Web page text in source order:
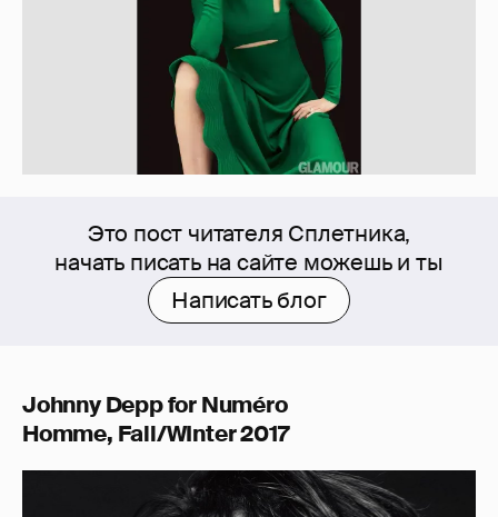
Это пост читателя Сплетника,
начать писать на сайте можешь и ты
Написать блог
Johnny Depp for Numéro
Homme, Fall/WInter 2017